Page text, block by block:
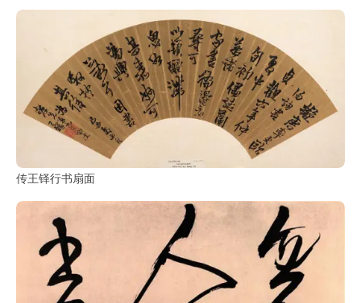
传王铎行书扇面